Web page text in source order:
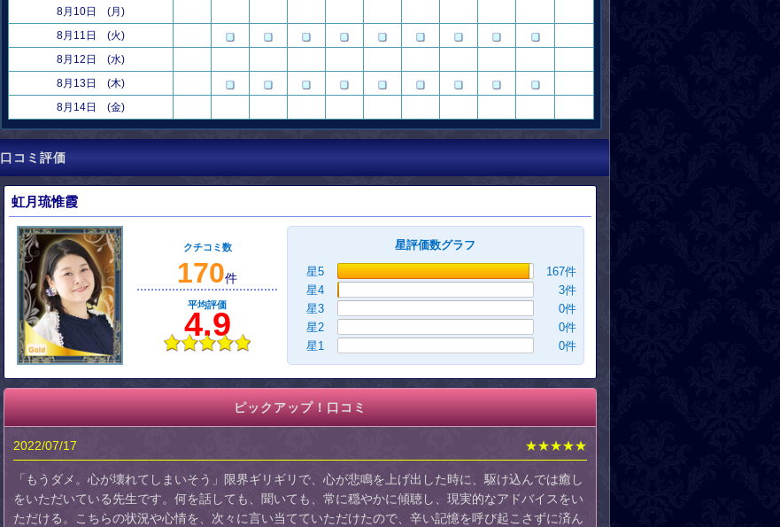
8月10日 (月)
8月11日 (火)
8月12日 (水)
8月13日 (木)
8月14日 (金)
口コミ評価
虹月琉惟霞
クチコミ数
170件
平均評価
4.9
星評価数グラフ
星5
167件
星4
3件
星3
0件
星2
0件
星1
0件
ピックアップ！口コミ
2022/07/17 ★★★★★
「もうダメ。心が壊れてしまいそう」限界ギリギリで、心が悲鳴を上げ出した時に、駆け込んでは癒し
をいただいている先生です。何を話しても、聞いても、常に穏やかに傾聴し、現実的なアドバイスをい
ただける。こちらの状況や心情を、次々に言い当てていただけたので、辛い記憶を呼び起こさずに済ん